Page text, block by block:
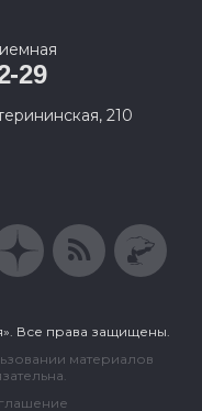
29
210
Все права защищены.
материалов